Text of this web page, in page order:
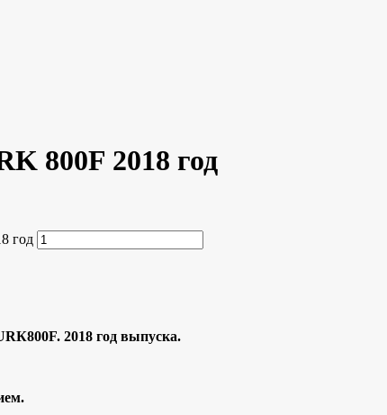
800F 2018 год
год
2018 гoд выпускa.